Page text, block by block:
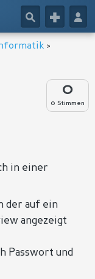
👤
+
🔎
>
0
0 Stimmen
in einer
der auf ein
angezeigt
Passwort und